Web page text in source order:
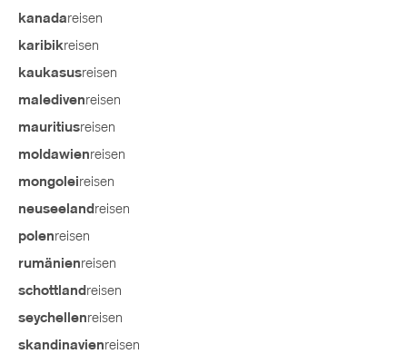
kanadareisen
karibikreisen
kaukasusreisen
maledivenreisen
mauritiusreisen
moldawienreisen
mongoleireisen
neuseeland reisen
polenreisen
rumänienreisen
schottland reisen
seychellenreisen
skandinavienreisen